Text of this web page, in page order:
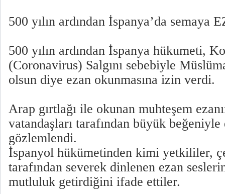
500 yılın ardından İspanya’da semaya
500 yılın ardından İspanya hükumeti,
(Coronavirus) Salgını sebebiyle
olsun diye ezan okunmasına izin verdi.
Arap gırtlağı ile okunan muhteşem
vatandaşları tarafından büyük
gözlemlendi.
İspanyol hükümetinden kimi yetkililer,
tarafından severek dinlenen ezan
mutluluk getirdiğini ifade ettiler.